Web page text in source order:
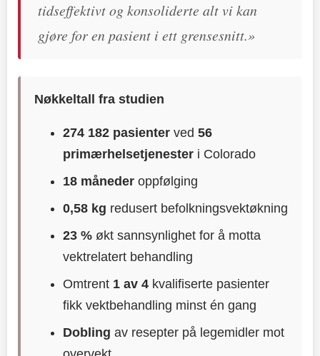
tidseffektivt og konsoliderte alt vi kan
gjøre for en pasient i ett grensesnitt.»
Nøkkeltall fra studien
274 182 pasienter ved56
primærhelsetjenester i Colorado
18 måneder oppfølging
0,58 kg redusert befolkningsvektøkning
23 % økt sannsynlighet for å motta
vektrelatert behandling
Omtrent 1 av 4 kvalifiserte pasienter
fikk vektbehandling minst én gang
Dobling av resepter på legemidler mot